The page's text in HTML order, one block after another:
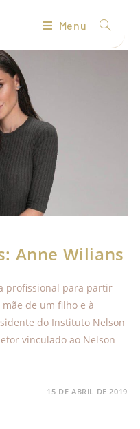
Menu
Anne Wilians
profissional para partir
mãe de um filho e à
do Instituto Nelson
vinculado ao Nelson
15 DE ABRIL DE 2019